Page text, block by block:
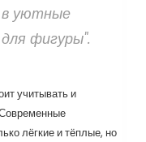
в уютные
фигуры".
учитывать и
лёгкие и тёплые, но